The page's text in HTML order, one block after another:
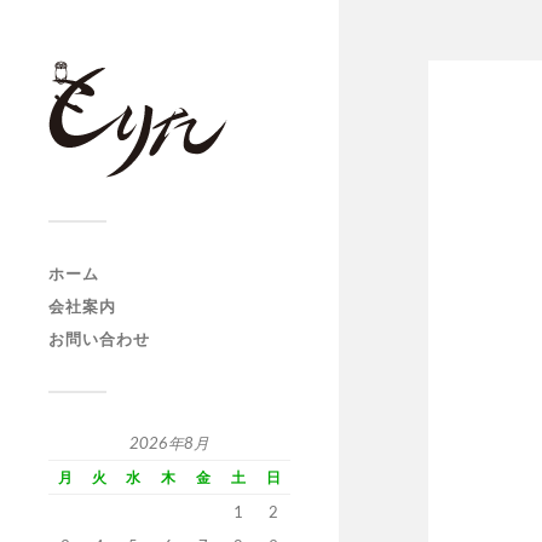
ホーム
会社案内
お問い合わせ
2026年8月
月 火 水 木 金 土 日
1
2